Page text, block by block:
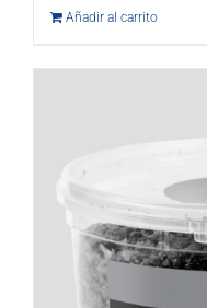
Añadir al carrito